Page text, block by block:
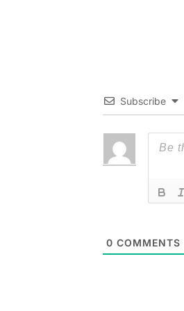
Subscribe
0 COMMENTS